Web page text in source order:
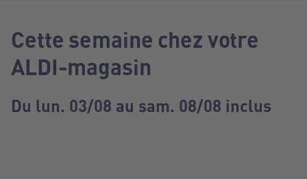
Cette semaine chez votre
ALDI-magasin
Du lun. 03/08 au sam. 08/08 inclus